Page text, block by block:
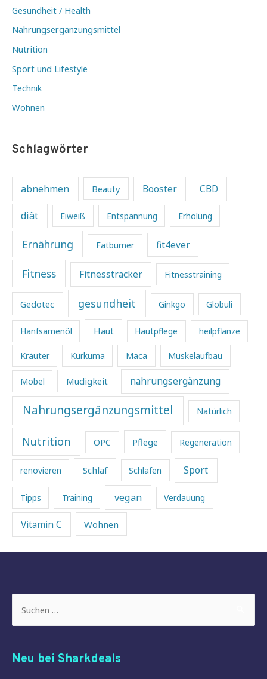
Gesundheit / Health
Nahrungsergänzungsmittel
Nutrition
Sport und Lifestyle
Technik
Wohnen
Schlagwörter
abnehmen Beauty Booster CBD
diät Eiweiß Entspannung Erholung
Ernährung Fatburner fit4ever
Fitness Fitnesstracker Fitnesstraining
Gedotec gesundheit Ginkgo Globuli
Hanfsamenöl Haut Hautpflege heilpflanze
Kräuter Kurkuma Maca Muskelaufbau
Möbel Müdigkeit nahrungsergänzung
Nahrungsergänzungsmittel Natürlich
Nutrition OPC Pflege Regeneration
renovieren Schlaf Schlafen Sport
Tipps Training vegan Verdauung
Vitamin C Wohnen
nach:
Neu bei Sharkdeals